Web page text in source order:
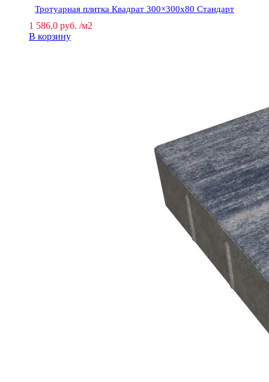
Тротуарная плитка Квадрат 300×300х80 Стандарт
1 586,0 руб. /м2
В корзину